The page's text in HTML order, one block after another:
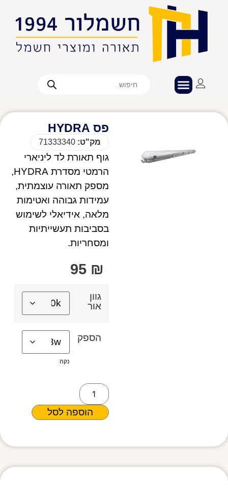
פס HYDRA
מק"ט: 71333340
גוף תאורת לד ליניארי
הרמטי מסדרת HYDRA,
מספק תאורה עוצמתית,
עמידות גבוהה ואטימות
מלאה, אידיאלי לשימוש
בסביבות תעשייתיות
ומסחריות.
95 ₪
גוון
אור
הספק
נקה
הוספה לסל